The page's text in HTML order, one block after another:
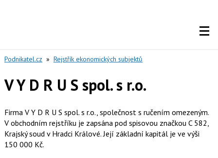
Podnikatel.cz » Rejstřík ekonomických subjektů
V Y D R U S spol. s r.o.
Firma V Y D R U S spol. s r.o., společnost s ručením omezeným.
V obchodním rejstříku je zapsána pod spisovou značkou C 582,
Krajský soud v Hradci Králové. Její základní kapitál je ve výši
150 000 Kč.